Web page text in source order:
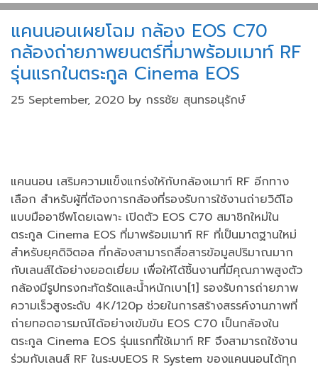
แคนนอนเผยโฉม กล้อง EOS C70
กล้องถ่ายภาพยนตร์ที่มาพร้อมเมาท์ RF
รุ่นแรกในตระกูล Cinema EOS
25 September, 2020 by กรรชัย สุนทรอนุรักษ์
แคนนอน เสริมความแข็งแกร่งให้กับกล้องเมาท์ RF อีกทาง
เลือก สำหรับผู้ที่ต้องการกล้องที่รองรับการใช้งานถ่ายวิดีโอ
แบบมืออาชีพโดยเฉพาะ เปิดตัว EOS C70 สมาชิกใหม่ใน
ตระกูล Cinema EOS ที่มาพร้อมเมาท์ RF ที่เป็นมาตฐานใหม่
สำหรับยุคดิจิตอล ที่กล้องสามารถสื่อสารข้อมูลปริมาณมาก
กับเลนส์ได้อย่างยอดเยี่ยม เพื่อให้ได้ชิ้นงานที่มีคุณภาพสูงตัว
กล้องมีรูปทรงกะทัดรัดและน้ำหนักเบา[1] รองรับการถ่ายภาพ
ความเร็วสูงระดับ 4K/120p ช่วยในการสร้างสรรค์งานภาพที่
ถ่ายทอดอารมณ์ได้อย่างเข้มข้น EOS C70 เป็นกล้องใน
ตระกูล Cinema EOS รุ่นแรกที่ใช้เมาท์ RF จึงสามารถใช้งาน
ร่วมกับเลนส์ RF ในระบบEOS R System ของแคนนอนได้ทุก